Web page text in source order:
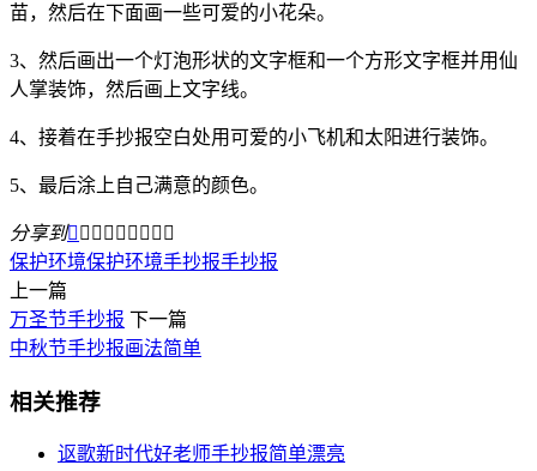
苗，然后在下面画一些可爱的小花朵。
3、然后画出一个灯泡形状的文字框和一个方形文字框并用仙
人掌装饰，然后画上文字线。
4、接着在手抄报空白处用可爱的小飞机和太阳进行装饰。
5、最后涂上自己满意的颜色。
分享到        
保护环境保护环境手抄报手抄报
上一篇
​万圣节手抄报 下一篇
中秋节手抄报画法简单
相关推荐
讴歌新时代好老师手抄报简单漂亮